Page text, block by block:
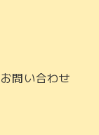
お問い合わせ